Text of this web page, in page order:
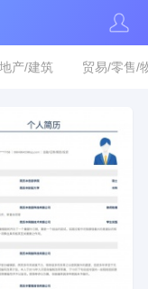
产/建筑 贸易/零售/